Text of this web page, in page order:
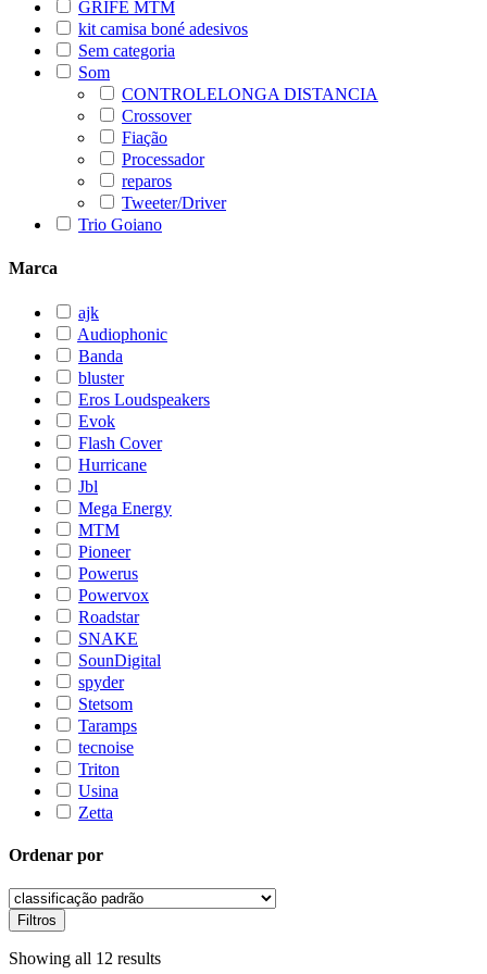
GRIFE MTM
kit camisa boné adesivos
Sem categoria
Som
CONTROLELONGA DISTANCIA
Crossover
Fiação
Processador
reparos
Tweeter/Driver
Trio Goiano
Marca
ajk
Audiophonic
Banda
bluster
Eros Loudspeakers
Evok
Flash Cover
Hurricane
Jbl
Mega Energy
MTM
Pioneer
Powerus
Powervox
Roadstar
SNAKE
SounDigital
spyder
Stetsom
Taramps
tecnoise
Triton
Usina
Zetta
Ordenar por
Filtros
Showing all 12 results